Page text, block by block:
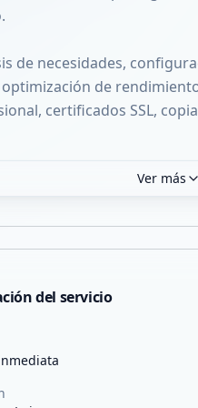
de necesidades,
de
certificados SSL,
Ver más
del servicio